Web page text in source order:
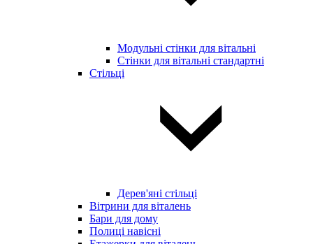
Модульні стінки для вітальні
Стінки для вітальні стандартні
Стільці
Дерев'яні стільці
Вітрини для віталень
Бари для дому
Полиці навісні